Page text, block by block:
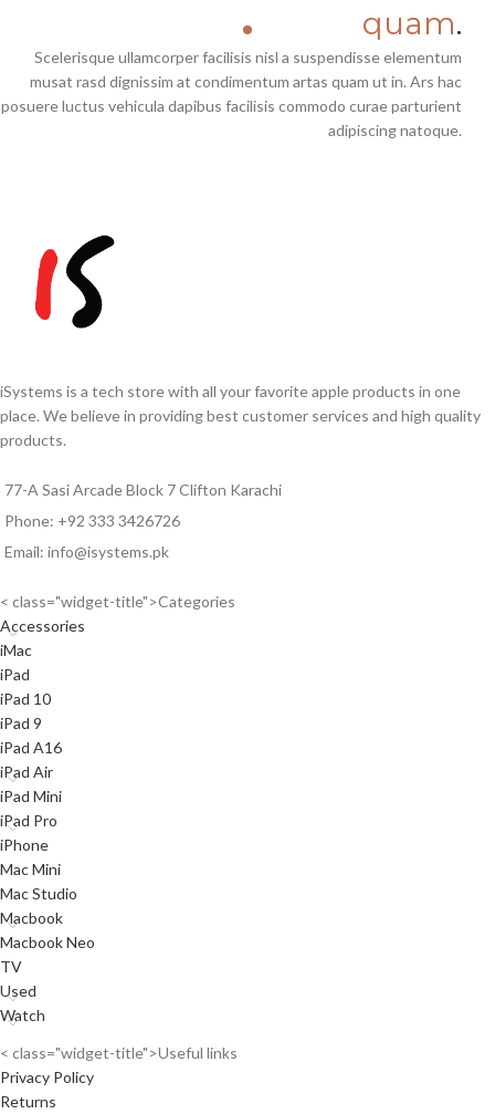
quam.
Scelerisque ullamcorper facilisis nisl a suspendisse elementum
musat rasd dignissim at condimentum artas quam ut in. Ars hac
posuere luctus vehicula dapibus facilisis commodo curae parturient
adipiscing natoque.
iSystems is a tech store with all your favorite apple products in one
place. We believe in providing best customer services and high quality
products.
77-A Sasi Arcade Block 7 Clifton Karachi
Phone: +92 333 3426726
Email: info@isystems.pk
< class="widget-title">Categories
Accessories
iMac
iPad
iPad 10
iPad 9
iPad A16
iPad Air
iPad Mini
iPad Pro
iPhone
Mac Mini
Mac Studio
Macbook
Macbook Neo
TV
Used
Watch
< class="widget-title">Useful links
Privacy Policy
Returns